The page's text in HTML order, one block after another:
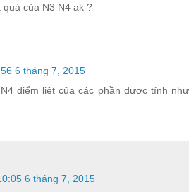
của N3 N4 ak ?
6 tháng 7, 2015
điểm liệt của các phần được tính như
6 tháng 7, 2015